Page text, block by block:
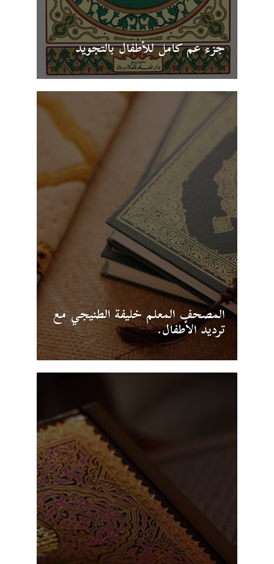
المصحف المعلم خليفة الطنيجي مع
ترديد الأطفال.
جزء عم كامل للأطفال بالتجويد